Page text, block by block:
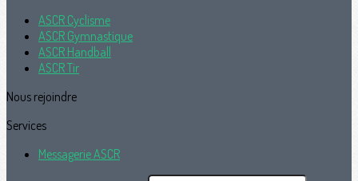
ASCR Cyclisme
ASCR Gymnastique
ASCR Handball
ASCR Tir
Nous rejoindre
Services
Messagerie ASCR